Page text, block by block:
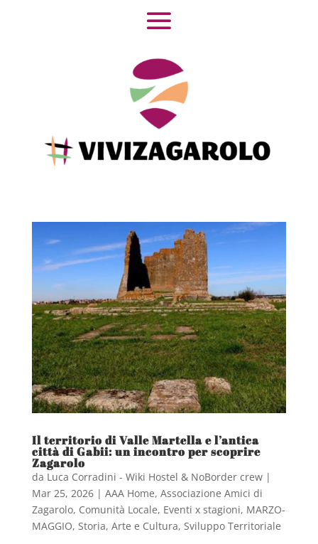
Il territorio di Valle Martella e l’antica
città di Gabii: un incontro per scoprire
Zagarolo
da Luca Corradini - Wiki Hostel & NoBorder crew|
Mar 25, 2026| AAA Home, Associazione Amici di
Zagarolo, Comunità Locale, Eventi x stagioni, MARZO-
MAGGIO, Storia, Arte e Cultura, Sviluppo Territoriale